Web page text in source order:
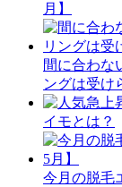
月】
間に合わな
ングは受け
イモとは？
今月の脱毛